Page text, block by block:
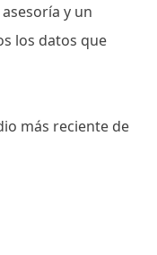
y un
los datos que
más reciente de